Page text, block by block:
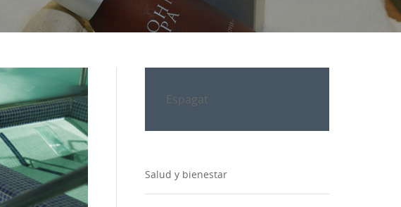
Espagat
Salud y bienestar